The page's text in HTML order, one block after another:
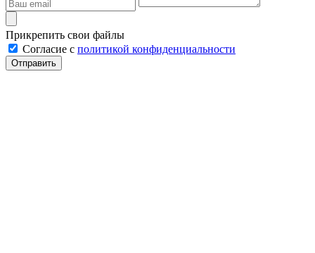
Прикрепить свои файлы
Cогласие с политикой конфиденциальности
Отправить